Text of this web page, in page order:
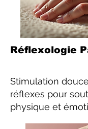
Réflexologie
Stimulation
réflexes pour
physique et